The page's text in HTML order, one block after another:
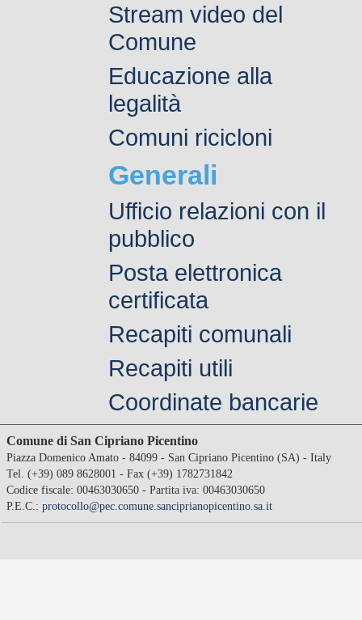
Stream video del
Comune
Educazione alla
legalità
Comuni ricicloni
Generali
Ufficio relazioni con il
pubblico
Posta elettronica
certificata
Recapiti comunali
Recapiti utili
Coordinate bancarie
Comune di San Cipriano Picentino
Piazza Domenico Amato - 84099 - San Cipriano Picentino (SA) - Italy
Tel. (+39) 089 8628001 - Fax (+39) 1782731842
Codice fiscale: 00463030650 - Partita iva: 00463030650
P.E.C.: protocollo@pec.comune.sanciprianopicentino.sa.it